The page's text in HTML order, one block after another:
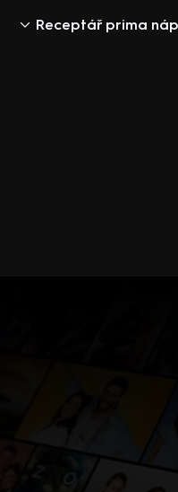
Receptář prima